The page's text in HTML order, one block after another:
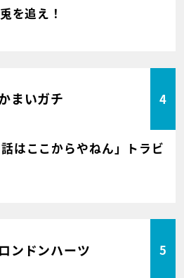
を追え！
まいガチ 4
はここからやねん」トラビ
ロンドンハーツ 5